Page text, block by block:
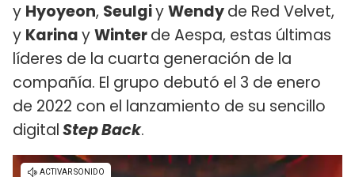
y Hyoyeon, SeulgiyWendyde Red Velvet,
y KarinayWinterde Aespa, estas últimas
líderes de la cuarta generación de la
compañía. El grupo debutó el 3 de enero
de 2022 con el lanzamiento de su sencillo
digitalStep Back.